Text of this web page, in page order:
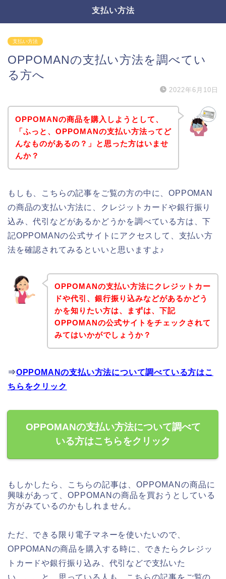
支払い方法
支払い方法
OPPOMANの支払い方法を調べてい
る方へ
2022年6月10日
OPPOMANの商品を購入しようとして、
「ふっと、OPPOMANの支払い方法ってど
んなものがあるの？」と思った方はいませ
んか？
もしも、こちらの記事をご覧の方の中に、OPPOMAN
の商品の支払い方法に、クレジットカードや銀行振り
込み、代引などがあるかどうかを調べている方は、下
記OPPOMANの公式サイトにアクセスして、支払い方
法を確認されてみるといいと思いますよ♪
OPPOMANの支払い方法にクレジットカー
ドや代引、銀行振り込みなどがあるかどう
かを知りたい方は、まずは、下記
OPPOMANの公式サイトをチェックされて
みてはいかがでしょうか？
⇒OPPOMANの支払い方法について調べている方はこ
ちらをクリック
OPPOMANの支払い方法について調べて
いる方はこちらをクリック
もしかしたら、こちらの記事は、OPPOMANの商品に
興味があって、OPPOMANの商品を買おうとしている
方がみているのかもしれません。
ただ、できる限り電子マネーを使いたいので、
OPPOMANの商品を購入する時に、できたらクレジッ
トカードや銀行振り込み、代引などで支払いた